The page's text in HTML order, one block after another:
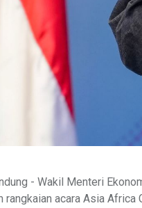
- Wakil Menteri
rangkaian acara Asia